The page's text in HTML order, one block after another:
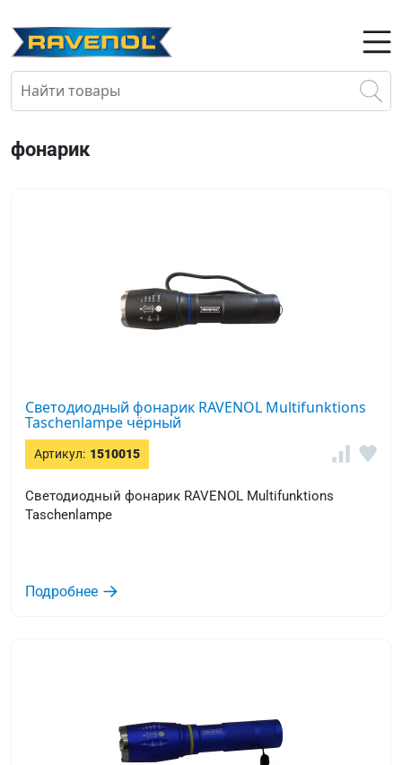
фонарик
Светодиодный фонарик RAVENOL Multifunktions
Taschenlampe чёрный
Артикул: 1510015
Светодиодный фонарик RAVENOL Multifunktions
Taschenlampe
Подробнее